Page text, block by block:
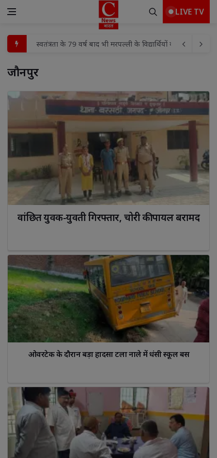
LIVE TV
बादलपुर पुलिस ने दो वांछित अभियुक्तों को किया गिरफ्तार
शिवहर-मुजफ्फरपुर के सीमावर्ती क्षेत्र में हथियारबंद अपराधियों
खंड शिक्षा अधिकारी नीतू वर्मा ने उच्च प्राथमिक विद्यालय बूढ़ी का
शिक्षक संगोष्ठी का हुआ आयोजन
साइबर ठगी में लिप्त कटेरा क्षेत्र के 23 ठगो के खिलाफ मामला
विश्व आदिवासी दिवस की हार्दिक शुभकामनाएं एवं जोहार
कुशियरां में तेज रफ्तार कार का कहर, दो लोग गंभीर घायल
भगवान का घर गंदा,अपना घर साफ,हे मानव तेरा, ये कैसा इंसाफ
स्वतंत्रता के 79 वर्ष बाद भी मरपल्ली के विद्यार्थियों का भविष्य
जौनपुर
वांछित युवक-युवती गिरफ्तार, चोरी की पायल बरामद
ओवरटेक के दौरान बड़ा हादसा टला नाले में धंसी स्कूल बस